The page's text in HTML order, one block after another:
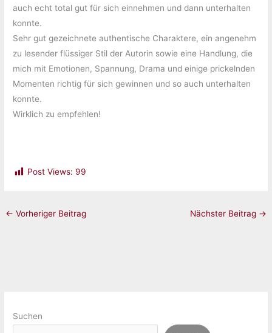
auch echt total gut für sich einnehmen und dann unterhalten
konnte.
Sehr gut gezeichnete authentische Charaktere, ein angenehm
zu lesender flüssiger Stil der Autorin sowie eine Handlung, die
mich mit Emotionen, Spannung, Drama und einige prickelnden
Momenten richtig für sich gewinnen und so auch unterhalten
konnte.
Wirklich zu empfehlen!
Post Views: 99
← Vorheriger Beitrag Nächster Beitrag →
Suchen